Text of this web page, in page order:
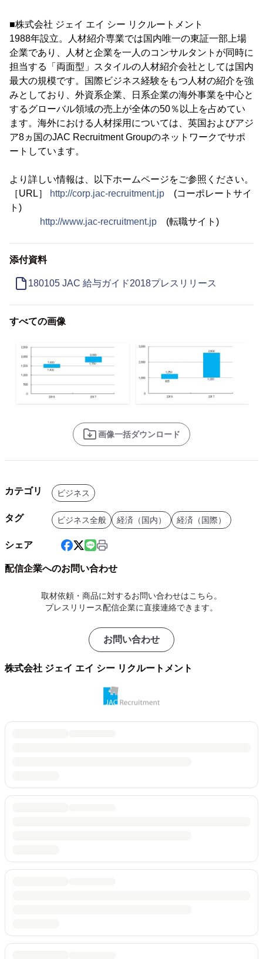
■株式会社 ジェイ エイ シー リクルートメント
1988年設立。人材紹介専業では国内唯一の東証一部上場
企業であり、人材と企業を一人のコンサルタントが同時に
担当する「両面型」スタイルの人材紹介会社としては国内
最大の規模です。国際ビジネス経験をもつ人材の紹介を強
みとしており、外資系企業、日系企業の海外事業を中心と
するグローバル領域の売上が全体の50％以上を占めてい
ます。海外における人材採用については、英国およびアジ
ア8ヵ国のJAC Recruitment Groupのネットワークでサポ
ートしています。
より詳しい情報は、以下ホームページをご参照ください。
［URL］
http://corp.jac-recruitment.jp (コーポレートサイ
ト)
http://www.jac-recruitment.jp (転職サイト)
添付資料
180105 JAC 給与ガイド2018プレスリリース
すべての画像
画像一括ダウンロード
カテゴリ ビジネス
タグ ビジネス全般 経済（国内） 経済（国際）
シェア
配信企業へのお問い合わせ
取材依頼・商品に対するお問い合わせはこちら。
プレスリリース配信企業に直接連絡できます。
お問い合わせ
株式会社 ジェイ エイ シー リクルートメント